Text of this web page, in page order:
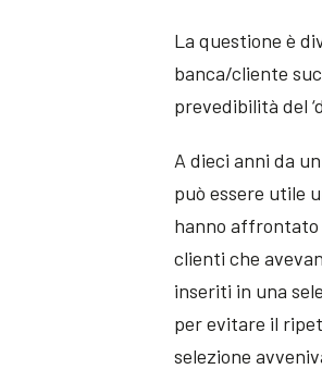
La questione è
banca/cliente
prevedibilità del
A dieci anni da
può essere utile
hanno affrontato
clienti che
inseriti in una
per evitare il
selezione